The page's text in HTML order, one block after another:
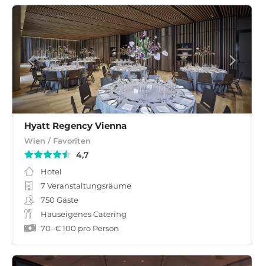
Hyatt Regency Vienna
Wien / Favoriten
4,7
Hotel
7 Veranstaltungsräume
750 Gäste
Hauseigenes Catering
70–€ 100 pro Person